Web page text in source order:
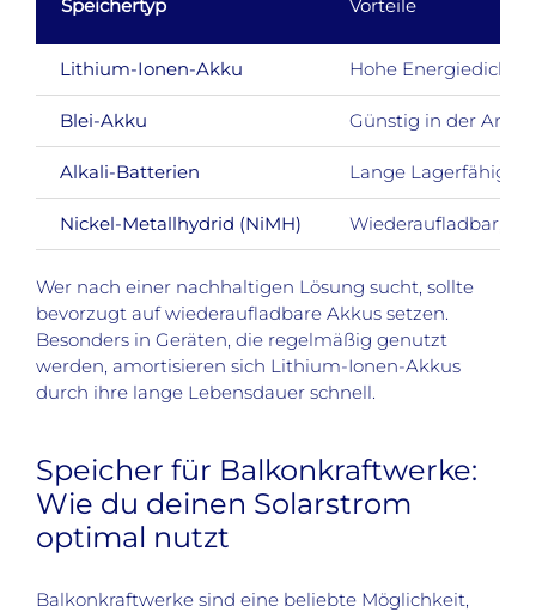
Speichertyp Vorteile
Lithium-Ionen-Akku Hohe
Blei-Akku Günstig in der
Alkali-Batterien Lange
Nickel-Metallhydrid (NiMH) Wiederaufladbar,
Wer nach einer nachhaltigen Lösung sucht, sollte
bevorzugt auf wiederaufladbare Akkus setzen.
Besonders in Geräten, die regelmäßig genutzt
werden, amortisieren sich Lithium-Ionen-Akkus
durch ihre lange Lebensdauer schnell.
Speicher für Balkonkraftwerke:
Wie du deinen Solarstrom
optimal nutzt
Balkonkraftwerke sind eine beliebte Möglichkeit,